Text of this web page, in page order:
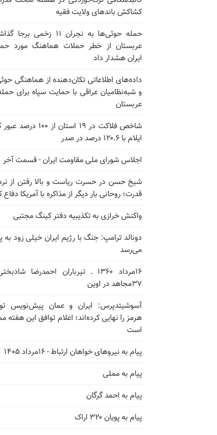
کشاکش باندهای ولایت فقیه
حمله حوثی‌ها به نجران ۱۱ زخمی
عربستان از خطر حملات هماهنگ مورد
ایران هشدار داد
داده‌های اطلاعاتی تکان‌دهنده از هماهنگی
و شبه‌نظامیان عراقی با حمایت سپاه برای
عربستان
شاخص فلاکت در ۱۹ استان از ۱۰۰
ایلام با ۱۲۰.۶ درصد در صدر
اجلاس شورای ملی مقاومت ایران - قسمت آخر
شیخ حسن در حسرت ریاست و بالا رفتن از
قدرت؛ روحانی بار دیگر از مذاکره با آمریکا دفاع
واکنش خرازی به تکذیبیه دفتر کینگ مجتبی
دونالد ترامپ: جنگ با رژیم ایران خیلی زود به
می‌رسد
۱۶مرداد ۱۳۶۰ ـ تیرباران احمدرضا
۳۷مجاهد در اوین
آسوشیتدپرس: ایران و عمان پیش‌نویس
هرمز را نهایی کرده‌اند؛ اعلام توافق این هفته
است
پیام به نیروهای خواهان ارتباط - ۱۶مرداد ۱۴۰۵
پیام به مملی
پیام به احمد گرگان
پیام به پویان ۳۲۰ اراک